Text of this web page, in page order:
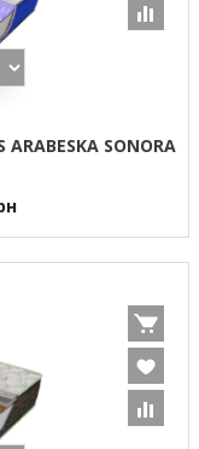
SONORA